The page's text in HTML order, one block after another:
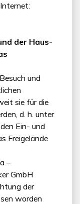
der Haus-
und
sie für die
d. h. unter
Ein- und
Freigelände
–
GmbH
der
worden